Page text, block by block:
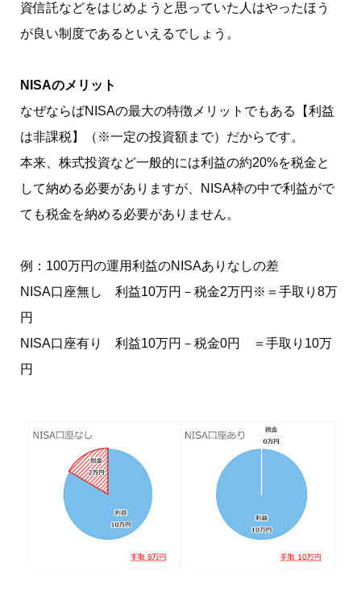
資信託などをはじめようと思っていた人はやったほう
が良い制度であるといえるでしょう。
NISAのメリット
なぜならばNISAの最大の特徴メリットでもある【利益
は非課税】（※一定の投資額まで）だからです。
本来、株式投資など一般的には利益の約20%を税金と
して納める必要がありますが、NISA枠の中で利益がで
ても税金を納める必要がありません。
例：100万円の運用利益のNISAありなしの差
NISA口座無し 利益10万円－税金2万円※＝手取り8万
円
NISA口座有り 利益10万円－税金0円 ＝手取り10万
円